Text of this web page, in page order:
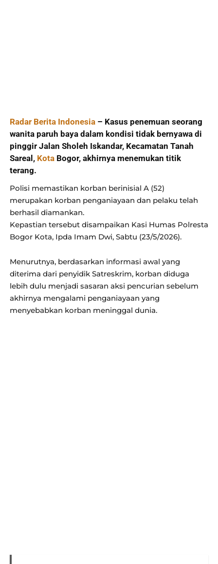
Radar Berita Indonesia – Kasus penemuan seorang
wanita paruh baya dalam kondisi tidak bernyawa di
pinggir Jalan Sholeh Iskandar, Kecamatan Tanah
Sareal, Kota Bogor, akhirnya menemukan titik
terang.
Polisi memastikan korban berinisial A (52)
merupakan korban penganiayaan dan pelaku telah
berhasil diamankan.
Kepastian tersebut disampaikan Kasi Humas Polresta
Bogor Kota, Ipda Imam Dwi, Sabtu (23/5/2026).
Menurutnya, berdasarkan informasi awal yang
diterima dari penyidik Satreskrim, korban diduga
lebih dulu menjadi sasaran aksi pencurian sebelum
akhirnya mengalami penganiayaan yang
menyebabkan korban meninggal dunia.